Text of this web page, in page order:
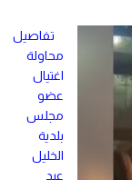
تفاصيل
محاولة
اغتيال
عضو
مجلس
بلدية
الخليل
عبد